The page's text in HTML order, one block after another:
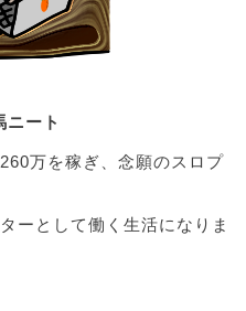
ニート
万を稼ぎ、念願のスロプ
ーとして働く生活になりま